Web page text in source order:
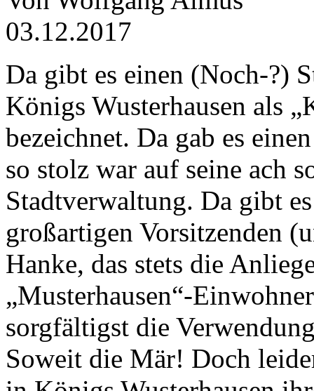
03.12.2017
Da gibt es einen (Noch-?)
Königs Wusterhausen als
bezeichnet. Da gab es
so stolz war auf seine ach
Stadtverwaltung. Da gibt
großartigen Vorsitzenden
Hanke, das stets die
„Musterhausen“-
sorgfältigst die
Soweit die Mär! Doch